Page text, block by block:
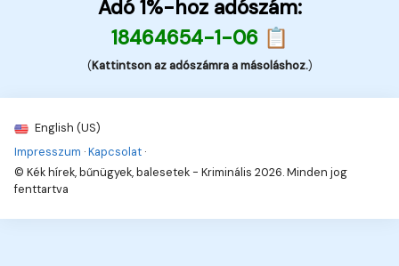
Adó 1%-hoz adószám:
18464654-1-06 📋
(Kattintson az adószámra a másoláshoz.)
English (US)
Impresszum ·Kapcsolat ·
© Kék hírek, bűnügyek, balesetek - Kriminális 2026. Minden jog
fenttartva